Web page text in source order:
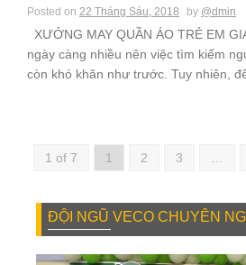
Posted on 22 Tháng Sáu, 2018 by @dmin
XƯỞNG MAY QUẦN ÁO TRẺ EM
ngày càng nhiều nên việc tìm kiếm
còn khó khăn như trước. Tuy nhiên,
1 of 7 1 2 3
ĐỘI NGŨ VECO CHUYÊN